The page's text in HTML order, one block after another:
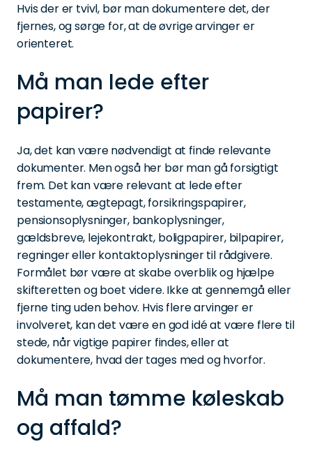
Hvis der er tvivl, bør man dokumentere det, der
fjernes, og sørge for, at de øvrige arvinger er
orienteret.
Må man lede efter
papirer?
Ja, det kan være nødvendigt at finde relevante
dokumenter. Men også her bør man gå forsigtigt
frem. Det kan være relevant at lede efter
testamente, ægtepagt, forsikringspapirer,
pensionsoplysninger, bankoplysninger,
gældsbreve, lejekontrakt, boligpapirer, bilpapirer,
regninger eller kontaktoplysninger til rådgivere.
Formålet bør være at skabe overblik og hjælpe
skifteretten og boet videre. Ikke at gennemgå eller
fjerne ting uden behov. Hvis flere arvinger er
involveret, kan det være en god idé at være flere til
stede, når vigtige papirer findes, eller at
dokumentere, hvad der tages med og hvorfor.
Må man tømme køleskab
og affald?